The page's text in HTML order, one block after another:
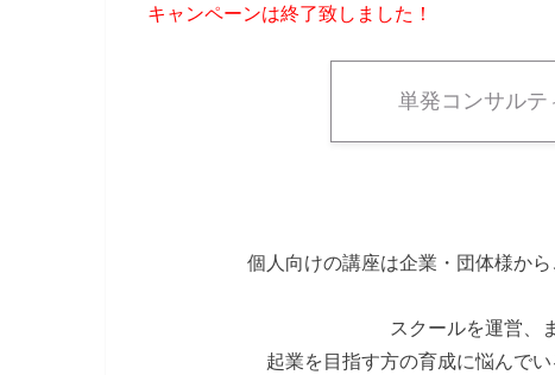
キャンペーンは終了致しました！
単発コンサルテ
個人向けの講座は企業・団体様か
スクールを運営、
起業を目指す方の育成に悩んで